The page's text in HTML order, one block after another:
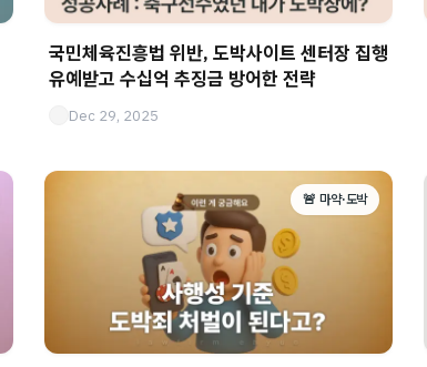
국민체육진흥법 위반, 도박사이트 센터장 집행
유예받고 수십억 추징금 방어한 전략
Dec 29, 2025
🚨 마약·도박